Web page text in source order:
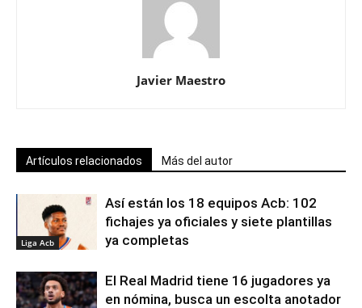
Javier Maestro
Artículos relacionados Más del autor
Liga Acb
Así están los 18 equipos Acb: 102
fichajes ya oficiales y siete plantillas
ya completas
El Real Madrid tiene 16 jugadores ya
en nómina, busca un escolta anotador